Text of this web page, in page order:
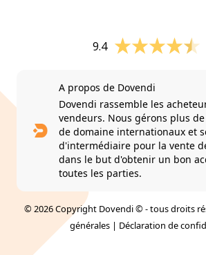
9.4
A propos de Dovendi
Dovendi rassemble les
vendeurs. Nous gérons plus
de domaine internationaux et
d'intermédiaire pour la vente
dans le but d'obtenir un bon
toutes les parties.
© 2026 Copyright Dovendi © - tous droits
générales | Déclaration de